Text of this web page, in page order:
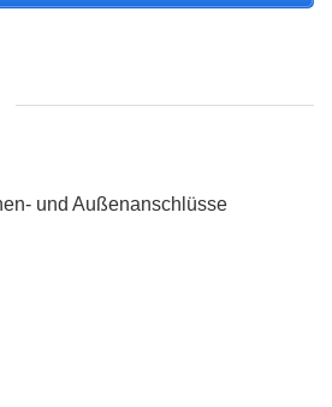
und Außenanschlüsse